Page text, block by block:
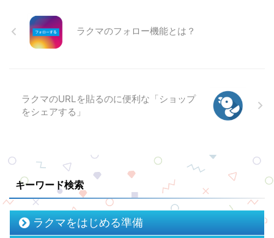
ラクマのフォロー機能とは？
ラクマのURLを貼るのに便利な「ショップ
をシェアする」
キーワード検索
ラクマをはじめる準備